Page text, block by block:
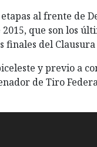
al frente de
que son los
finales del
y previo a
de Tiro